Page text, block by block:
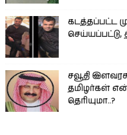
கடத்தப்பட்ட
செய்யப்பட்டு, தீ
சவூதி
தமிழர்கள்
தெரியுமா..?